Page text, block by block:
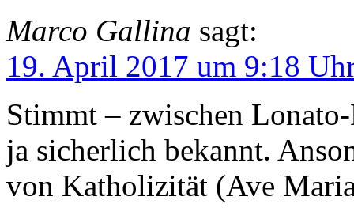
Marco Gallina sagt:
19. April 2017 um 9:18
Stimmt – zwischen
ja sicherlich bekannt.
von Katholizität (Ave